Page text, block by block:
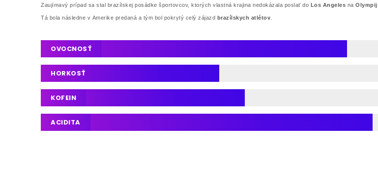
Zaujímavý prípad sa stal brazílskej posádke športovcov, ktorých vlastná krajina nedokázala poslať do Los Angeles na
Tá bola následne v Amerike predaná a tým bol pokrytý celý zájazd brazílskych atlétov
OVOCNOSŤ
HORKOSŤ
KOFEIN
ACIDITA